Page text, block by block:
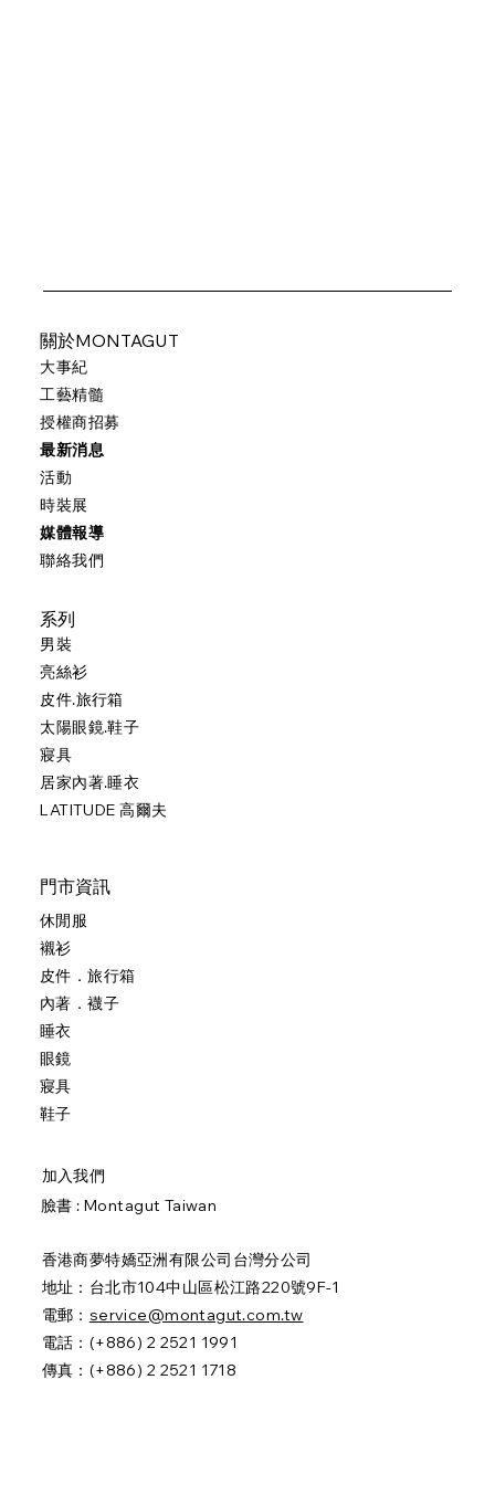
加入我們
臉書 :Montagut Taiwan
香港商夢特嬌亞洲有限公司台灣分公司
地址：台北市104中山區松江路220號9F-1
電郵： service@montagut.com.tw
電話：(+886) 2 2521 1991
傳真：(+886) 2 2521 1718
系列
男裝
亮絲衫
皮件.旅行箱
太陽眼鏡.鞋子
寢具
居家內著.睡衣
LATITUDE 高爾夫
門市資訊
休閒服
襯衫
皮件．旅行箱
內著．襪子
睡衣
眼鏡
寢具
鞋子
關於MONTAGUT
大事紀
工藝精髓
授權商招募
最新消息
活動
時裝展
媒體報導
聯絡我們